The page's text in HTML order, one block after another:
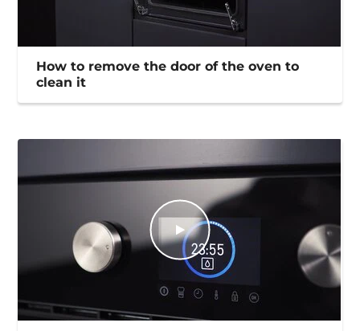
How to remove the door of the oven to
clean it